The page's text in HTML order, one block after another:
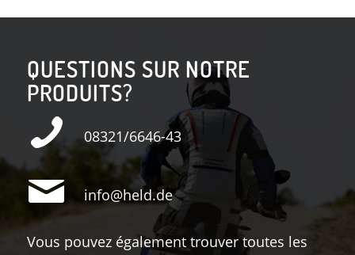
QUESTIONS SUR NOTRE
PRODUITS?
08321/6646-43
info@held.de
Vous pouvez également trouver toutes les